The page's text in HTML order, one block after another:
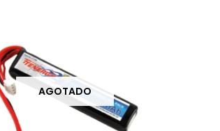
AGOTADO